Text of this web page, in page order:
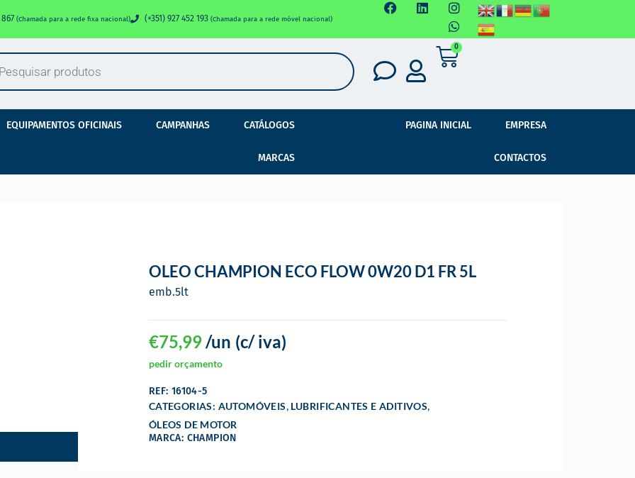
867 (Chamada para a rede fixa nacional) (+351) 927 452 193 (Chamada para a rede móvel nacional)
0
EQUIPAMENTOS OFICINAIS CAMPANHAS CATÁLOGOS
MARCAS
PAGINA INICIAL EMPRESA
CONTACTOS
OLEO CHAMPION ECO FLOW 0W20 D1 FR 5L
emb.5lt
€75,99 (c/ iva)
/un
pedir orçamento
REF: 16104-5
CATEGORIAS: AUTOMÓVEIS, LUBRIFICANTES E ADITIVOS,
ÓLEOS DE MOTOR
MARCA: CHAMPION